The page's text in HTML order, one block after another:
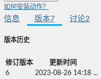
如何安装动作？
信息 版本7 讨论2
版本历史
修订版本 更新时间
6
2023-08-26 14:18 ...